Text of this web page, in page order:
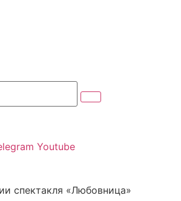
Youtube
спектакля «Любовница»